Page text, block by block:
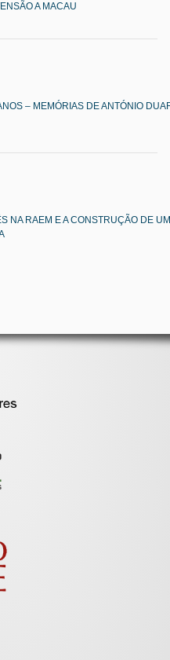
A MACAU
– MEMÓRIAS DE ANTÓNIO
NA RAEM E A CONSTRUÇÃO DE